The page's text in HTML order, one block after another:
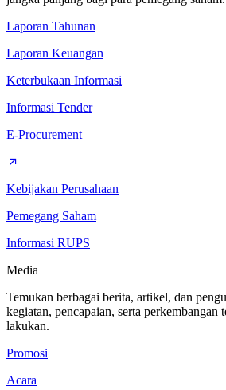
Laporan Tahunan
Laporan Keuangan
Keterbukaan Informasi
Informasi Tender
E-Procurement
Kebijakan Perusahaan
Pemegang Saham
Informasi RUPS
Media
Temukan berbagai berita, artikel, dan
kegiatan, pencapaian, serta perkembangan
lakukan.
Promosi
Acara